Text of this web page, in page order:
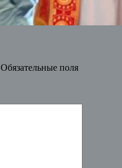
Обязательные поля